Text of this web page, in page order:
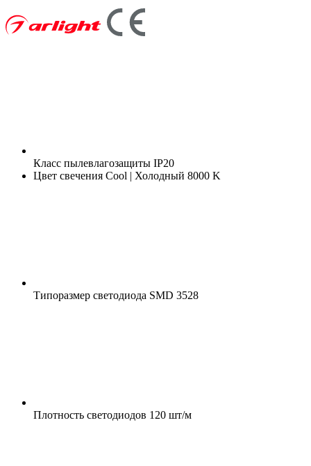
Класс пылевлагозащиты IP20
Цвет свечения Cool | Холодный 8000 K
Типоразмер светодиода SMD 3528
Плотность светодиодов 120 шт/м